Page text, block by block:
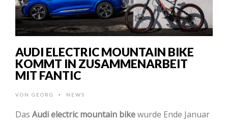
AUDI ELECTRIC MOUNTAIN BIKE
KOMMT IN ZUSAMMENARBEIT
MIT FANTIC
VON GEORG • NEWS
Das Audi electric mountain bikewurde Ende Januar